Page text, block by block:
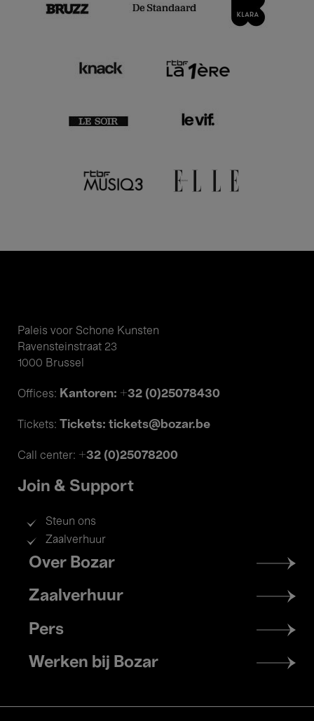
Paleis voor Schone Kunsten
Ravensteinstraat 23
1000 Brussel
Offices: Kantoren: +32 (0)25078430
Tickets: Tickets: tickets@bozar.be
Call center: +32 (0)25078200
Join & Support
Steun ons
Zaalverhuur
Footer
menu
Over Bozar
Zaalverhuur
Pers
Werken bij Bozar